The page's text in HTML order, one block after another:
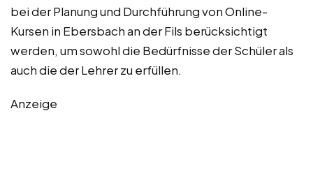
bei der Planung und Durchführung von Online-
Kursen in Ebersbach an der Fils berücksichtigt
werden, um sowohl die Bedürfnisse der Schüler als
auch die der Lehrer zu erfüllen.
Anzeige